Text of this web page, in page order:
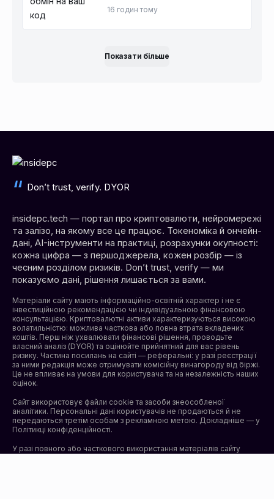
16 годин тому
Показати більше
Don’t trust, verify. DYOR
insidepc.tech — портал про криптовалюти, нейромережі
та залізо, на якому все це працює. Токеноміка й ончейн-
дані, AI-інструменти на практиці, розрахунки окупності:
кожна цифра — з першоджерела, кожен розбір — із
чесним розділом ризиків. Don’t trust, verify — ми
показуємо дані, рішення лишається за вами.
Матеріали сайту мають інформаційно-освітній характер і не є
інвестиційною рекомендацією чи індивідуальною фінансовою
консультацією. Криптовалютні активи характеризуються високою
волатильністю: можлива часткова або повна втрата вкладених
коштів. Перш ніж ухвалювати фінансові рішення, проводьте
власний аналіз (DYOR) та оцінюйте прийнятний для вас рівень
ризику. Частина посилань на сайті — реферальні: у разі реєстрації
за ними редакція може отримувати комісійну винагороду від біржі.
Це не впливає на умови для користувача та на незалежність наших
оцінок.
Сайт використовує файли cookie та засоби знеособленої
аналітики. Персональні дані користувачів не продаються й не
передаються третім особам з рекламною метою. Докладніше — у
Політикці конфіденційності.
У разі повного або часткового використання матеріалів сайту